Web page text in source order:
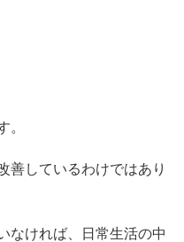
。
善しているわけではあり
なければ、日常生活の中